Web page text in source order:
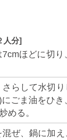
人分]
ほどに切り
らして水切り
ごま油をひ
める。
ぜ、鍋に加